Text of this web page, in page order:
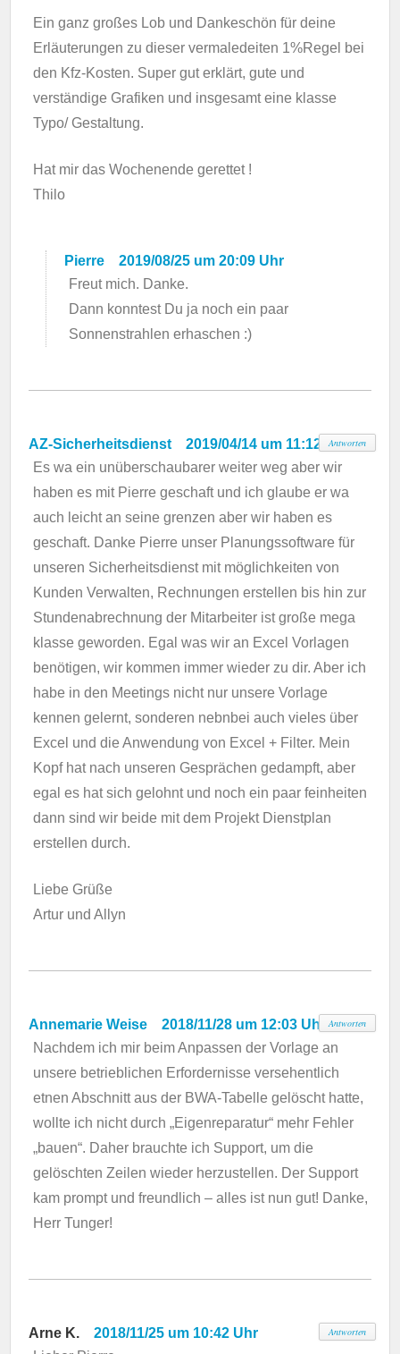
Ein ganz großes Lob und Dankeschön für deine
Erläuterungen zu dieser vermaledeiten 1%Regel bei
den Kfz-Kosten. Super gut erklärt, gute und
verständige Grafiken und insgesamt eine klasse
Typo/ Gestaltung.
Hat mir das Wochenende gerettet !
Thilo
Pierre
2019/08/25 um 20:09 Uhr
Freut mich. Danke.
Dann konntest Du ja noch ein paar
Sonnenstrahlen erhaschen :)
AZ-Sicherheitsdienst
2019/04/14 um 11:12 Uhr
Es wa ein unüberschaubarer weiter weg aber wir
haben es mit Pierre geschaft und ich glaube er wa
auch leicht an seine grenzen aber wir haben es
geschaft. Danke Pierre unser Planungssoftware für
unseren Sicherheitsdienst mit möglichkeiten von
Kunden Verwalten, Rechnungen erstellen bis hin zur
Stundenabrechnung der Mitarbeiter ist große mega
klasse geworden. Egal was wir an Excel Vorlagen
benötigen, wir kommen immer wieder zu dir. Aber ich
habe in den Meetings nicht nur unsere Vorlage
kennen gelernt, sonderen nebnbei auch vieles über
Excel und die Anwendung von Excel + Filter. Mein
Kopf hat nach unseren Gesprächen gedampft, aber
egal es hat sich gelohnt und noch ein paar feinheiten
dann sind wir beide mit dem Projekt Dienstplan
erstellen durch.
Liebe Grüße
Artur und Allyn
Antworten
Annemarie Weise
2018/11/28 um 12:03 Uhr
Nachdem ich mir beim Anpassen der Vorlage an
unsere betrieblichen Erfordernisse versehentlich
etnen Abschnitt aus der BWA-Tabelle gelöscht hatte,
wollte ich nicht durch „Eigenreparatur“ mehr Fehler
„bauen“. Daher brauchte ich Support, um die
gelöschten Zeilen wieder herzustellen. Der Support
kam prompt und freundlich – alles ist nun gut! Danke,
Herr Tunger!
Antworten
Arne K.
2018/11/25 um 10:42 Uhr
Antworten